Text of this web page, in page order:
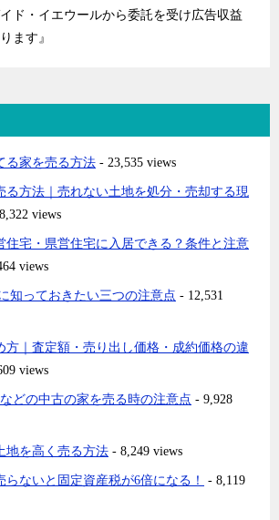
ド・イエウールから委託を受け広告収益
ます』
る家を売る方法 - 23,535 views
る方法｜売れない土地を処分・売却する現
views
住宅・県営住宅に入居できる？条件と注意
views
知っておきたい三つの注意点 - 12,531
方｜査定額・売り出し価格・成約価格の違
views
どの中古の家を売る時の注意点 - 9,928
地を高く売る方法 - 8,249 views
らないと固定資産税が6倍になる！
- 8,119